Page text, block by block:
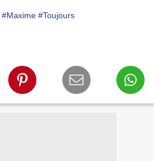
#Maxime #Toujours